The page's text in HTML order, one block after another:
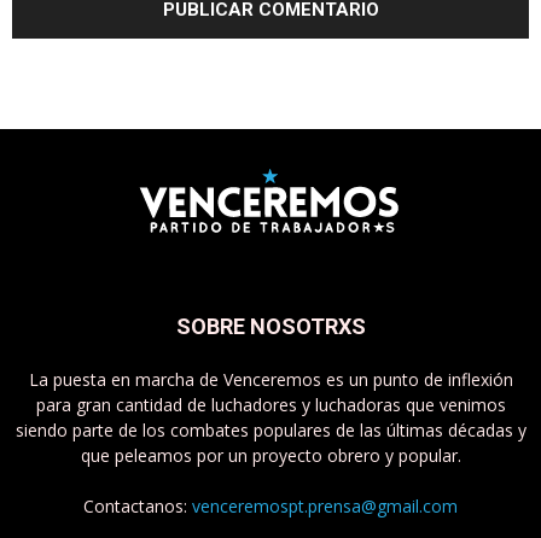
SOBRE NOSOTRXS
La puesta en marcha de Venceremos es un punto de inflexión
para gran cantidad de luchadores y luchadoras que venimos
siendo parte de los combates populares de las últimas décadas y
que peleamos por un proyecto obrero y popular.
Contactanos: venceremospt.prensa@gmail.com